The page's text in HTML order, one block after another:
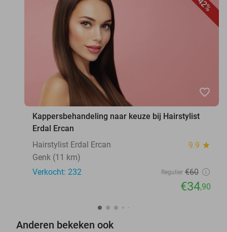
42%
favorite_border
Kappersbehandeling naar keuze bij Hairstylist
Erdal Ercan
Hairstylist Erdal Ercan
9.9 star
Genk (11 km)
Verkocht: 232
Regulier €60
€34,90
Anderen bekeken ook